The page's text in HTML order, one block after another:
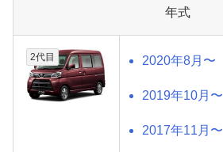
年式
2代目 2020年8月〜
2019年10月〜
2017年11月〜